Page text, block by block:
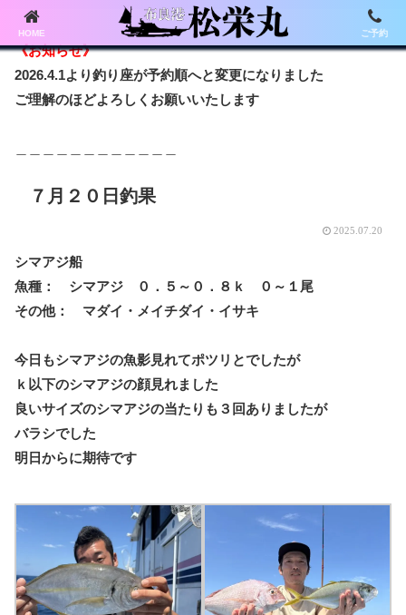
《お知らせ》
2026.4.1より釣り座が予約順へと変更になりました
ご理解のほどよろしくお願いいたします
７月２０日釣果
2025.07.20
シマアジ船
魚種： シマアジ ０．５～０．８ｋ ０～１尾
その他： マダイ・メイチダイ・イサキ
今日もシマアジの魚影見れてポツリとでしたが
ｋ以下のシマアジの顔見れました
良いサイズのシマアジの当たりも３回ありましたが
バラシでした
明日からに期待です
HOME ご予約